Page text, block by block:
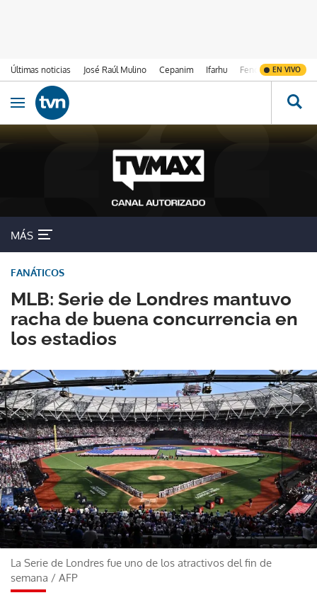
Últimas noticias José Raúl Mulino Cepanim Ifarhu Fenómeno de El
EN VIVO
Ir al contenido
Obrir navegació
MÁS
MLB: Serie de Londres mantuvo
racha de buena concurrencia en
los estadios
FANÁTICOS
La Serie de Londres fue uno de los atractivos del fin de
semana / AFP